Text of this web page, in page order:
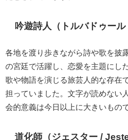
吟遊詩人（トルバドゥー
各地を渡り歩きながら詩や歌を披
の宮廷で活躍し、恋愛を主題にし
歌や物語を演じる旅芸人的な存在
担っていました。文字が読めない
会的意義は今日以上に大きいもの
道化師（ジェスター /